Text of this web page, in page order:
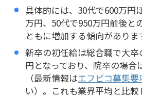
具体的には、30代で600万円
万円、50代で950万円前後と
ともに増加する傾向がありま
新卒の初任給は総合職で大
円となっており、院卒の場合
（最新情報はエフピコ募集要
い）。これも業界平均と比較